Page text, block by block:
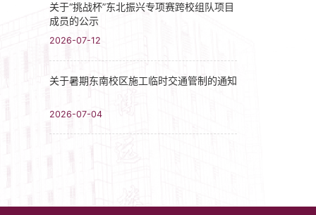
关于“挑战杯”东北振兴专项赛跨校组队项目
成员的公示
2026-07-12
关于暑期东南校区施工临时交通管制的通知
2026-07-04